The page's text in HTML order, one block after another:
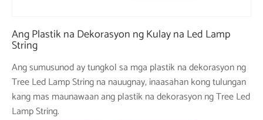
Ang Plastik na Dekorasyon ng Kulay na Led Lamp
String
Ang sumusunod ay tungkol sa mga plastik na dekorasyon ng
Tree Led Lamp String na nauugnay, inaasahan kong tulungan
kang mas maunawaan ang plastik na dekorasyon ng Tree Led
Lamp String.